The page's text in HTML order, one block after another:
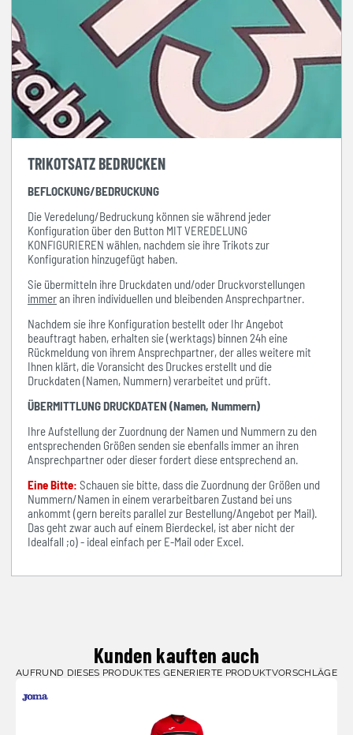
TRIKOTSATZ BEDRUCKEN
BEFLOCKUNG/BEDRUCKUNG
Die Veredelung/Bedruckung können sie während jeder
Konfiguration über den Button MIT VEREDELUNG
KONFIGURIEREN wählen, nachdem sie ihre Trikots zur
Konfiguration hinzugefügt haben.
Sie übermitteln ihre Druckdaten und/oder Druckvorstellungen
immeran ihren individuellen und bleibenden Ansprechpartner.
Nachdem sie ihre Konfiguration bestellt oder Ihr Angebot
beauftragt haben, erhalten sie (werktags) binnen 24h eine
Rückmeldung von ihrem Ansprechpartner, der alles weitere mit
Ihnen klärt, die Voransicht des Druckes erstellt und die
Druckdaten (Namen, Nummern) verarbeitet und prüft.
ÜBERMITTLUNG DRUCKDATEN (Namen, Nummern)
Ihre Aufstellung der Zuordnung der Namen und Nummern zu den
entsprechenden Größen senden sie ebenfalls immer an ihren
Ansprechpartner oder dieser fordert diese entsprechend an.
Eine Bitte: Schauen sie bitte, dass die Zuordnung der Größen und
Nummern/Namen in einem verarbeitbaren Zustand bei uns
ankommt (gern bereits parallel zur Bestellung/Angebot per Mail).
Das geht zwar auch auf einem Bierdeckel, ist aber nicht der
Idealfall ;o) - ideal einfach per E-Mail oder Excel.
Kunden kauften auch
AUFRUND DIESES PRODUKTES GENERIERTE PRODUKTVORSCHLÄGE